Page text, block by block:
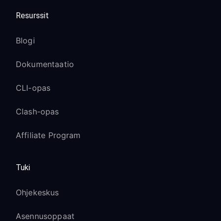
Live TV -kanavat eroavat merkittävästi
Käytä Yhdysvaltain palvelimia
saadaksesi suurimman
Netflix-sovellus tunnistaa nopeasti
Resurssit
Blogi
Dokumentaatio
CLI-opas
Clash-opas
Affiliate Program
Tuki
Ohjekeskus
Asennusoppaat